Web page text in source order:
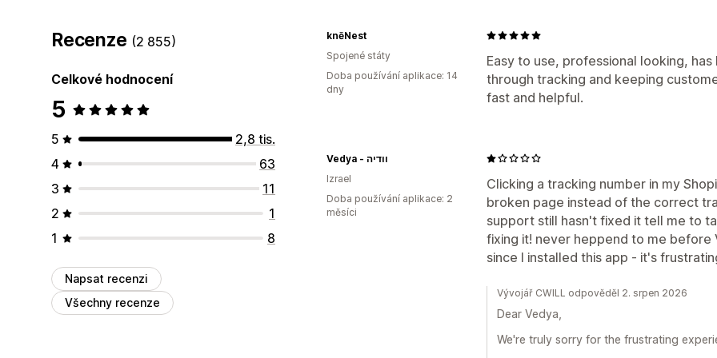
Recenze (2 855)
Celkové hodnocení
5
5
2,8 tis.
4
63
3
11
2
1
1
8
Napsat recenzi
Všechny recenze
Easy to use, professional looking,
through tracking and keeping
fast and helpful.
knēNest
Spojené státy
Doba používání aplikace: 14
dny
Clicking a tracking number in my
broken page instead of the correct
support still hasn't fixed it tell me to
fixing it! never heppend to me before
since I installed this app - it's
Vedya - וודיה
Izrael
Doba používání aplikace: 2
měsíci
Vývojář CWILL odpověděl 2. srpen 2026
Dear Vedya,
We're truly sorry for the frustrating